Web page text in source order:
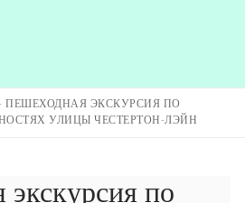
ПЕШЕХОДНАЯ ЭКСКУРСИЯ ПО
УЛИЦЫ ЧЕСТЕРТОН-ЛЭЙН
по